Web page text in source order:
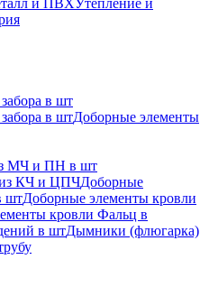
и ПВХУтепление и
в шт
в штДоборные элементы
МЧ и ПН в шт
из КЧ и ЦПЧДоборные
штДоборные элементы кровли
кровли Фальц в
в штДымники (флюгарка)